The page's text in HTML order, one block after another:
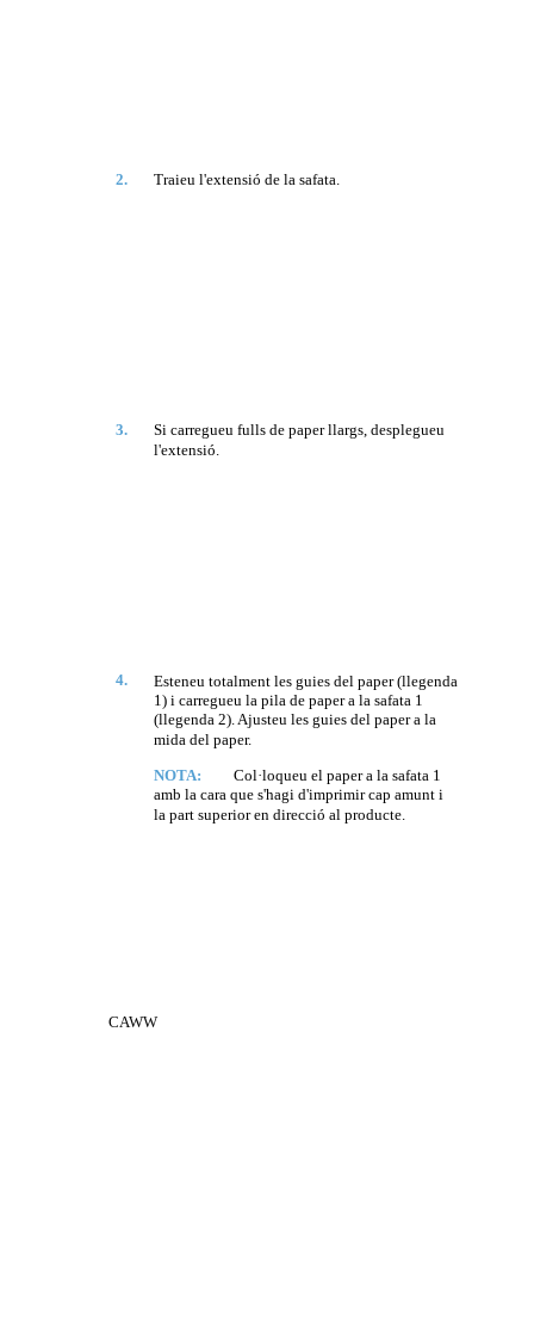
2. Traieu l'extensió de la safata.
3.
Si carregueu fulls de paper llargs, desplegueu
l'extensió.
4.
Esteneu totalment les guies del paper (llegenda
1) i carregueu la pila de paper a la safata 1
(llegenda 2). Ajusteu les guies del paper a la
mida del paper.
NOTA:
Col·loqueu el paper a la safata 1
amb la cara que s'hagi d'imprimir cap amunt i
la part superior en direcció al producte.
CAWW